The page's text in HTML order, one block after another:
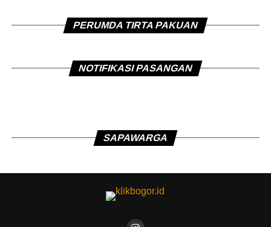
PERUMDA TIRTA PAKUAN
NOTIFIKASI PASANGAN
SAPAWARGA